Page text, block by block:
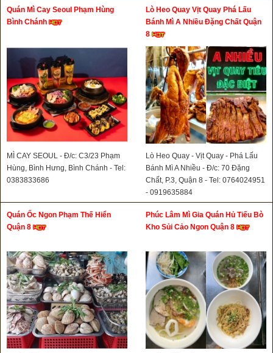
Quán Mì Cay Seoul Phạm Hùng
Bình Chánh
MÌ CAY SEOUL - Đ/c: C3/23 Phạm
Hùng, Bình Hưng, Bình Chánh - Tel:
0383833686
Lò Heo Quay Vịt Quay Phá Lấu
Bánh Mì A Nhiều Đặng Chất Quận
8
Lò Heo Quay - Vịt Quay - Phá Lấu
Bánh Mì A Nhiều - Đ/c: 70 Đặng
Chất, P.3, Quận 8 - Tel: 0764024951
- 0919635884
Quán Ốc Ngon Phạm Thế Hiển
Quận 8
Phúc Lâm Mì Gia Quán Hủ Tiếu Bò
Kho Sủi Cảo Ngon Quận 8